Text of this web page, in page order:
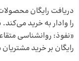
دریافت رایگان
را وادار به خرید
«نفوذ: روانشناسی
رایگان بر خرید